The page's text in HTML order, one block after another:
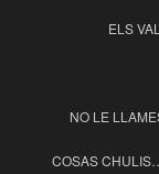
ELS
NO LE
COSAS